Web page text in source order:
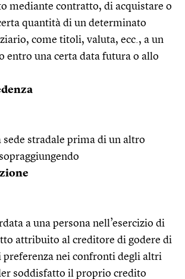
mediante contratto, di acquistare o
quantità di un determinato
come titoli, valuta, ecc., a un
entro una certa data futura o allo
sede stradale prima di un altro
a una persona nell’esercizio di
attribuito al creditore di godere di
preferenza nei confronti degli altri
soddisfatto il proprio credito